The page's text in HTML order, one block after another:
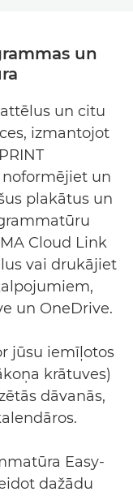
un
un citu
izmantojot
un
plakātus un
Cloud Link
vai drukājiet
un OneDrive.
jūsu iemīļotos
krātuves)
dāvanās,
Easy-
dažādu